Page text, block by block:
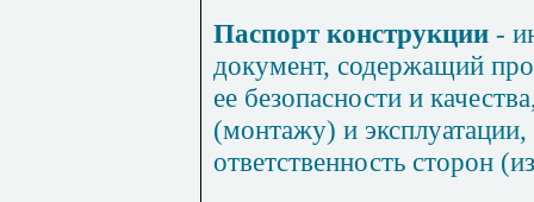
Паспорт конструкции -
документ, содержащий
ее безопасности и
(монтажу) и
ответственность сторон